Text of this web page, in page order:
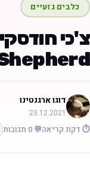
כלבים גזעיים
דוגו ארגנטינו
23.12.2021
⏱️ דקת קריאה💬 0 תגובות